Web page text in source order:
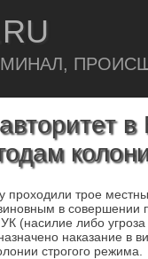
в
проходили трое
в совершении
УК (насилие либо
наказание в
строгого режима.